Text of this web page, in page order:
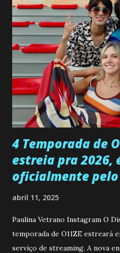
pessoa que ela tanto desejou
entra no quarto de Gabriel e
encontro deles, quando
Paula sobre a suposta
Rogerio consegue se livrar de
desaparecimento de
ter sido vítima da fúria de
que a clínica inseminou por
...
4 Temporada de
estreia pra 2026,
oficialmente pelo
abril 11, 2025
Paulina Vetrano Instagram O
temporada de O11ZE estreará
serviço de streaming. A nova